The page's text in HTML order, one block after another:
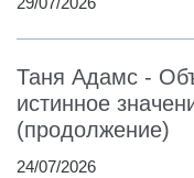
Таня Адамс -
истинное
(продолжение)
24/07/2026